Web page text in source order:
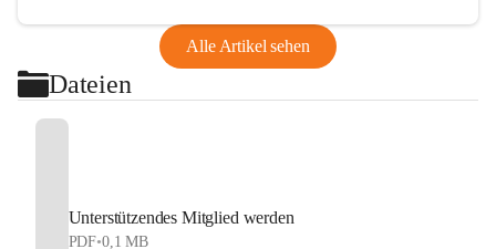
Alle Artikel sehen
Dateien
Unterstützendes Mitglied werden
PDF•0,1 MB